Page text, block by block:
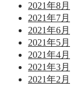
2021年8月
2021年7月
2021年6月
2021年5月
2021年4月
2021年3月
2021年2月